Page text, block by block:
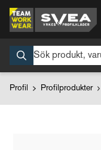
Profil Profilprodukter